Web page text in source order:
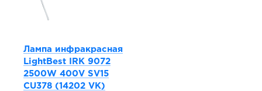
Лампа инфракрасная
LightBest IRK 9072
2500W 400V SV15
СU378 (14202 VK)